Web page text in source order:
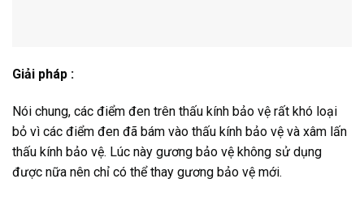
Giải pháp :
Nói chung, các điểm đen trên thấu kính bảo vệ rất khó loại
bỏ vì các điểm đen đã bám vào thấu kính bảo vệ và xâm lấn
thấu kính bảo vệ. Lúc này gương bảo vệ không sử dụng
được nữa nên chỉ có thể thay gương bảo vệ mới.